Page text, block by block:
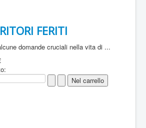
FERITI
domande cruciali nella vita di ...